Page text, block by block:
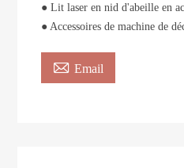
● Lit laser en nid d'abeille en
● Accessoires de machine de
 Email